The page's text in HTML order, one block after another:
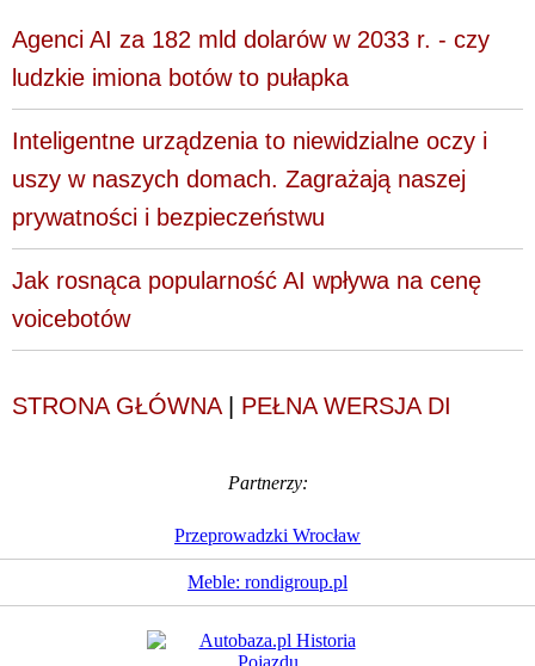
Agenci AI za 182 mld dolarów w 2033 r. - czy
ludzkie imiona botów to pułapka
Inteligentne urządzenia to niewidzialne oczy i
uszy w naszych domach. Zagrażają naszej
prywatności i bezpieczeństwu
Jak rosnąca popularność AI wpływa na cenę
voicebotów
STRONA GŁÓWNA| PEŁNA WERSJA DI
Partnerzy:
Przeprowadzki Wrocław
Meble: rondigroup.pl